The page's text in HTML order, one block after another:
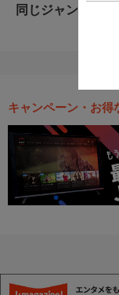
同じジャンルのお
キャンペーン・お得